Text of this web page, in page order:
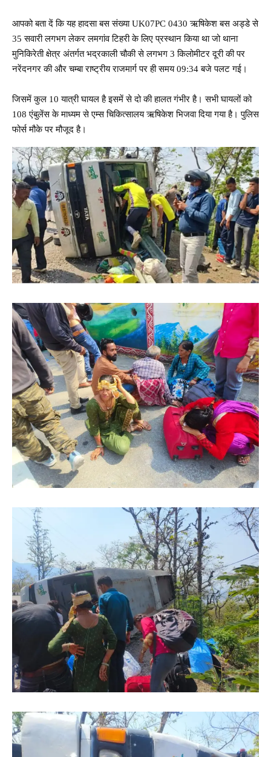
आपको बता दें कि यह हादसा बस संख्या UK07PC 0430 ऋषिकेश बस अड्डे से
35 सवारी लगभग लेकर लमगांव टिहरी के लिए प्रस्थान किया था जो थाना
मुनिकिरेती क्षेत्र अंतर्गत भद्रकाली चौकी से लगभग 3 किलोमीटर दूरी की पर
नरेंदनगर की और चम्बा राष्ट्रीय राजमार्ग पर ही समय 09:34 बजे पलट गई।
जिसमें कुल 10 यात्री घायल है इसमें से दो की हालत गंभीर है। सभी घायलों को
108 एंबुलेंस के माध्यम से एम्स चिकित्सालय ऋषिकेश भिजवा दिया गया है। पुलिस
फोर्स मौके पर मौजूद है।